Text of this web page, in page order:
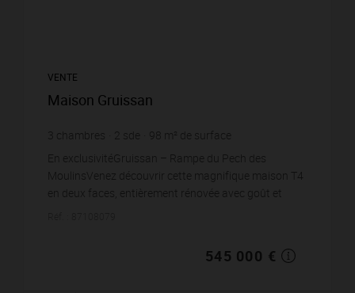
VENTE
Maison Gruissan
3 chambres 2 sde 98 m² de surface
prix / m²
En exclusivitéGruissan – Rampe du Pech des
MoulinsVenez découvrir cette magnifique maison T4
en deux faces, entièrement rénovée avec goût et
545 000 €